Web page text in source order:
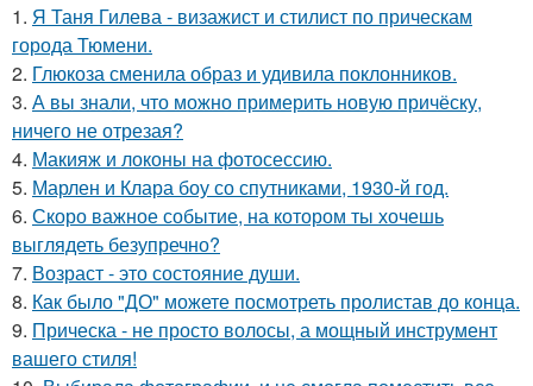
1. Я Таня Гилева - визажист и стилист по прическам
города Тюмени.
2. Глюкоза сменила образ и удивила поклонников.
3. А вы знали, что можно примерить новую причёску,
ничего не отрезая?
4. Макияж и локоны на фотосессию.
5. Марлен и Клара боу со спутниками, 1930-й год.
6. Скоро важное событие, на котором ты хочешь
выглядеть безупречно?
7. Возраст - это состояние души.
8. Как было "ДО" можете посмотреть пролистав до конца.
9. Прическа - не просто волосы, а мощный инструмент
вашего стиля!